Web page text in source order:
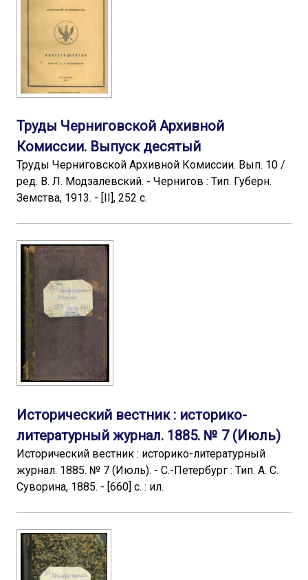
Труды Черниговской Архивной
Комиссии. Выпуск десятый
Труды Черниговской Архивной Комиссии. Вып. 10 /
ред. В. Л. Модзалевский. - Чернигов : Тип. Губерн.
Земства, 1913. - [II], 252 с.
Исторический вестник : историко-
литературный журнал. 1885. № 7 (Июль)
Исторический вестник : историко-литературный
журнал. 1885. № 7 (Июль). - С.-Петербург : Тип. А. С.
Суворина, 1885. - [660] с. : ил.